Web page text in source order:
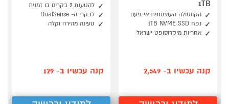
1TB
הקונסולה העוצמתית אי פעם
נפח 1TB NVME SSD
אחריות מיקרוסופט ישראל
קנה עכשיו ב- 2,549
להטענת 2 בקרים בו זמנית
לבקרי ה- DualSense
טעינה מהירה וקלה
קנה עכשיו ב- 129